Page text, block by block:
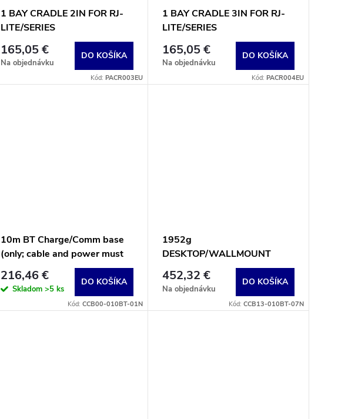
1 BAY CRADLE 2IN FOR RJ-
LITE/SERIES
165,05 €
Na objednávku
DO KOŠÍKA
Kód: PACR003EU
1 BAY CRADLE 3IN FOR RJ-
LITE/SERIES
165,05 €
Na objednávku
DO KOŠÍKA
Kód: PACR004EU
10m BT Charge/Comm base
(only; cable and power must
be purchased separately)
216,46 €
Skladom>5 ks
DO KOŠÍKA
Kód: CCB00-010BT-01N
1952g
DESKTOP/WALLMOUNT
CHARGE AND
COMMUNICATIONS BASE,
BLACK, Class 1 100M/Class 2
10M BT
452,32 €
Na objednávku
DO KOŠÍKA
Kód: CCB13-010BT-07N